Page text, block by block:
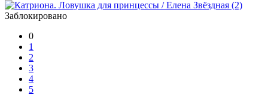
Заблокировано
0
1
2
3
4
5